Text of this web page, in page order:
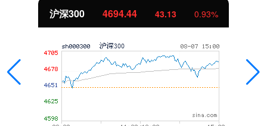
沪深300 4694.44 43.13 0.93%